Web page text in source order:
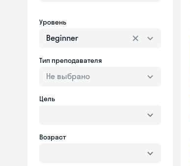
Уровень
Beginner
Тип преподавателя
Не выбрано
Цель
Возраст